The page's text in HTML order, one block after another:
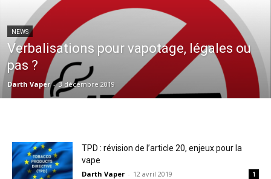
NEWS
Verbalisations pour vapotage, légales ou
pas ?
Darth Vaper - 3 décembre 2019
TPD : révision de l’article 20, enjeux pour la
vape
Darth Vaper - 12 avril 2019 1